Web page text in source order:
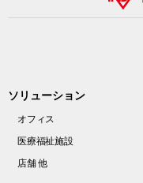
ソリューション
オフィス
医療福祉施設
店舗 他